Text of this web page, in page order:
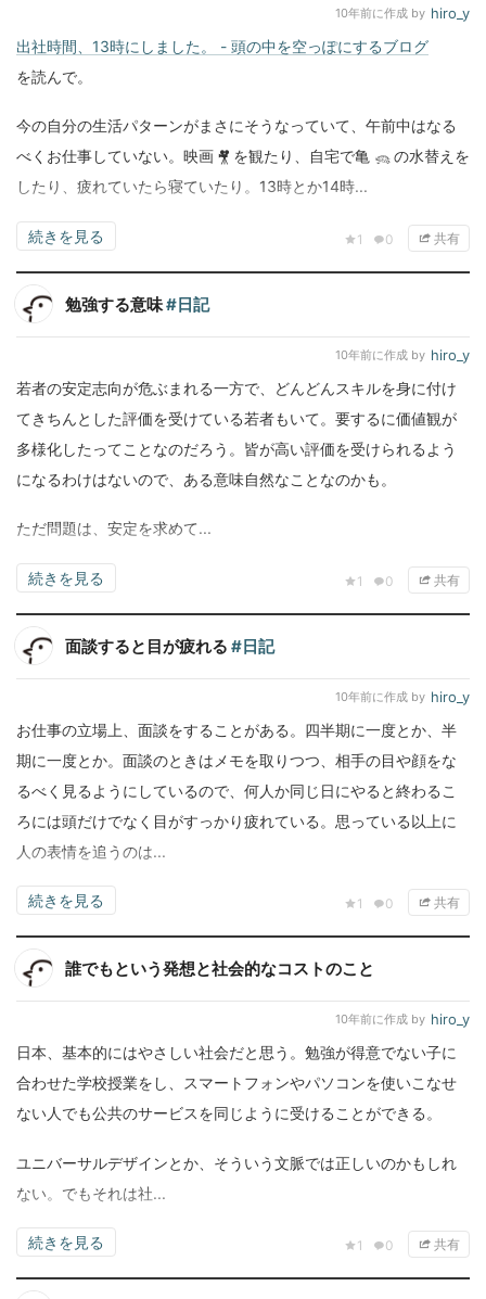
10年前に作成 by hiro_y
1 0 共有
出社時間、13時にしました。 - 頭の中を空っぽにするブログ
を読んで。
今の自分の生活パターンがまさにそうなっていて、午前中はなる
べくお仕事していない。映画 🎥 を観たり、自宅で亀 🐢 の水替えを
したり、疲れていたら寝ていたり。13時とか14時...
続きを見る
勉強する意味#日記
10年前に作成 by hiro_y
1 0 共有
若者の安定志向が危ぶまれる一方で、どんどんスキルを身に付け
てきちんとした評価を受けている若者もいて。要するに価値観が
多様化したってことなのだろう。皆が高い評価を受けられるよう
になるわけはないので、ある意味自然なことなのかも。
ただ問題は、安定を求めて...
続きを見る
面談すると目が疲れる #日記
10年前に作成 by hiro_y
1 0 共有
お仕事の立場上、面談をすることがある。四半期に一度とか、半
期に一度とか。面談のときはメモを取りつつ、相手の目や顔をな
るべく見るようにしているので、何人か同じ日にやると終わるこ
ろには頭だけでなく目がすっかり疲れている。思っている以上に
人の表情を追うのは...
続きを見る
誰でもという発想と社会的なコストのこと
10年前に作成 by hiro_y
1 0 共有
日本、基本的にはやさしい社会だと思う。勉強が得意でない子に
合わせた学校授業をし、スマートフォンやパソコンを使いこなせ
ない人でも公共のサービスを同じように受けることができる。
ユニバーサルデザインとか、そういう文脈では正しいのかもしれ
ない。でもそれは社...
続きを見る